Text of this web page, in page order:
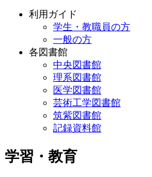
利用ガイド
学生・教職員の方
一般の方
各図書館
中央図書館
理系図書館
医学図書館
芸術工学図書館
筑紫図書館
記録資料館
学習・教育